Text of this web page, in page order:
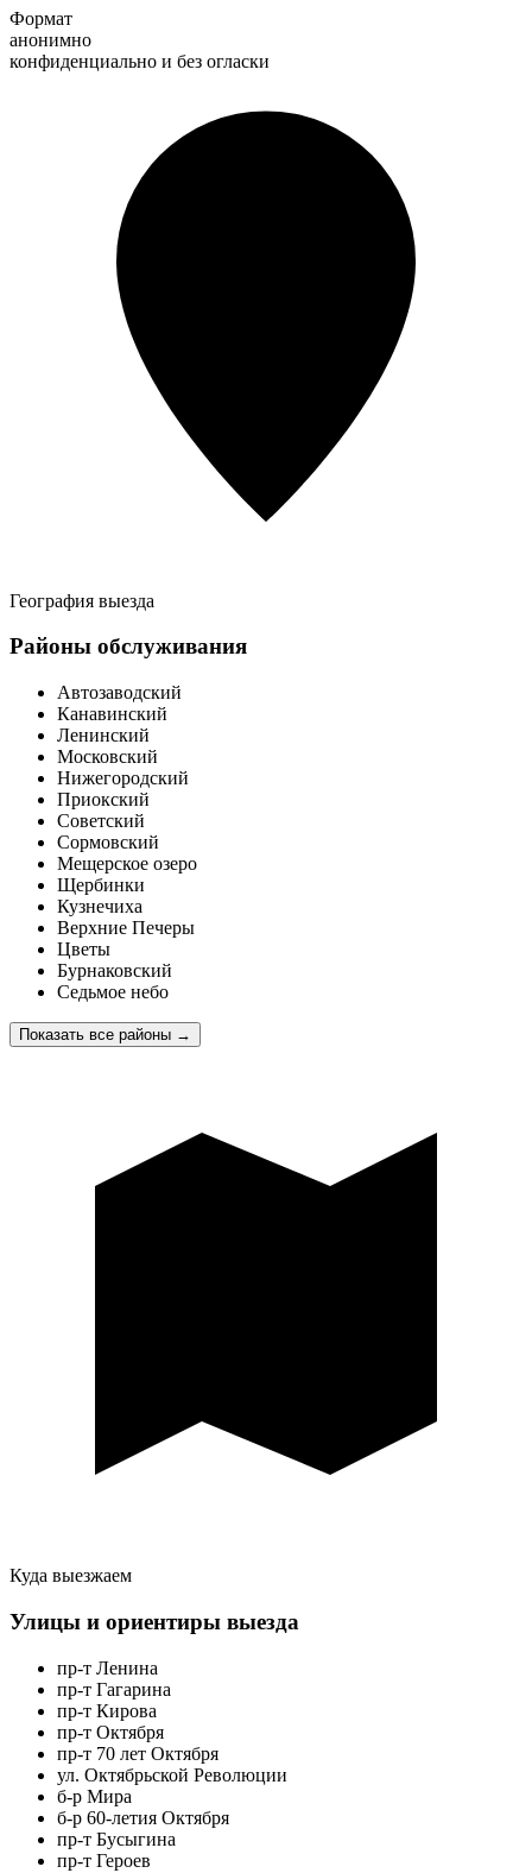
Формат
анонимно
конфиденциально и без огласки
География выезда
Районы обслуживания
Автозаводский
Канавинский
Ленинский
Московский
Нижегородский
Приокский
Советский
Сормовский
Мещерское озеро
Щербинки
Кузнечиха
Верхние Печеры
Цветы
Бурнаковский
Седьмое небо
Показать все районы →
Куда выезжаем
Улицы и ориентиры выезда
пр-т Ленина
пр-т Гагарина
пр-т Кирова
пр-т Октября
пр-т 70 лет Октября
ул. Октябрьской Революции
б-р Мира
б-р 60-летия Октября
пр-т Бусыгина
пр-т Героев